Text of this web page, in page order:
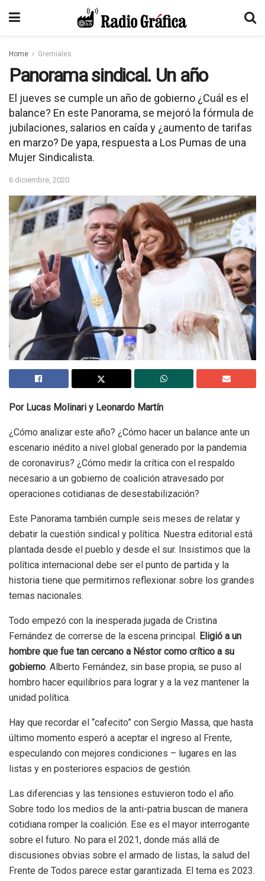
Home Gremiales
Panorama sindical. Un año
El jueves se cumple un año de gobierno ¿Cuál es el
balance? En este Panorama, se mejoró la fórmula de
jubilaciones, salarios en caída y ¿aumento de tarifas
en marzo? De yapa, respuesta a Los Pumas de una
Mujer Sindicalista.
6 diciembre, 2020
Por Lucas Molinari y Leonardo Martín
¿Cómo analizar este año? ¿Cómo hacer un balance ante un
escenario inédito a nivel global generado por la pandemia
de coronavirus? ¿Cómo medir la crítica con el respaldo
necesario a un gobierno de coalición atravesado por
operaciones cotidianas de desestabilización?
Este Panorama también cumple seis meses de relatar y
debatir la cuestión sindical y política. Nuestra editorial está
plantada desde el pueblo y desde el sur. Insistimos que la
política internacional debe ser el punto de partida y la
historia tiene que permitirnos reflexionar sobre los grandes
temas nacionales.
Todo empezó con la inesperada jugada de Cristina
Fernández de correrse de la escena principal. Eligió a un
hombre que fue tan cercano a Néstor como crítico a su
gobierno. Alberto Fernández, sin base propia, se puso al
hombro hacer equilibrios para lograr y a la vez mantener la
unidad política.
Hay que recordar el “cafecito” con Sergio Massa, que hasta
último momento esperó a aceptar el ingreso al Frente,
especulando con mejores condiciones – lugares en las
listas y en posteriores espacios de gestión.
Las diferencias y las tensiones estuvieron todo el año.
Sobre todo los medios de la anti-patria buscan de manera
cotidiana romper la coalición. Ese es el mayor interrogante
sobre el futuro. No para el 2021, donde más allá de
discusiones obvias sobre el armado de listas, la salud del
Frente de Todos parece estar garantizada. El tema es 2023.